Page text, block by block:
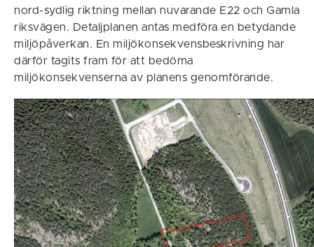
nord-sydlig riktning mellan nuvarande E22 och Gamla
riksvägen. Detaljplanen antas medföra en betydande
miljöpåverkan. En miljökonsekvensbeskrivning har
därför tagits fram för att bedöma
miljökonsekvenserna av planens genomförande.